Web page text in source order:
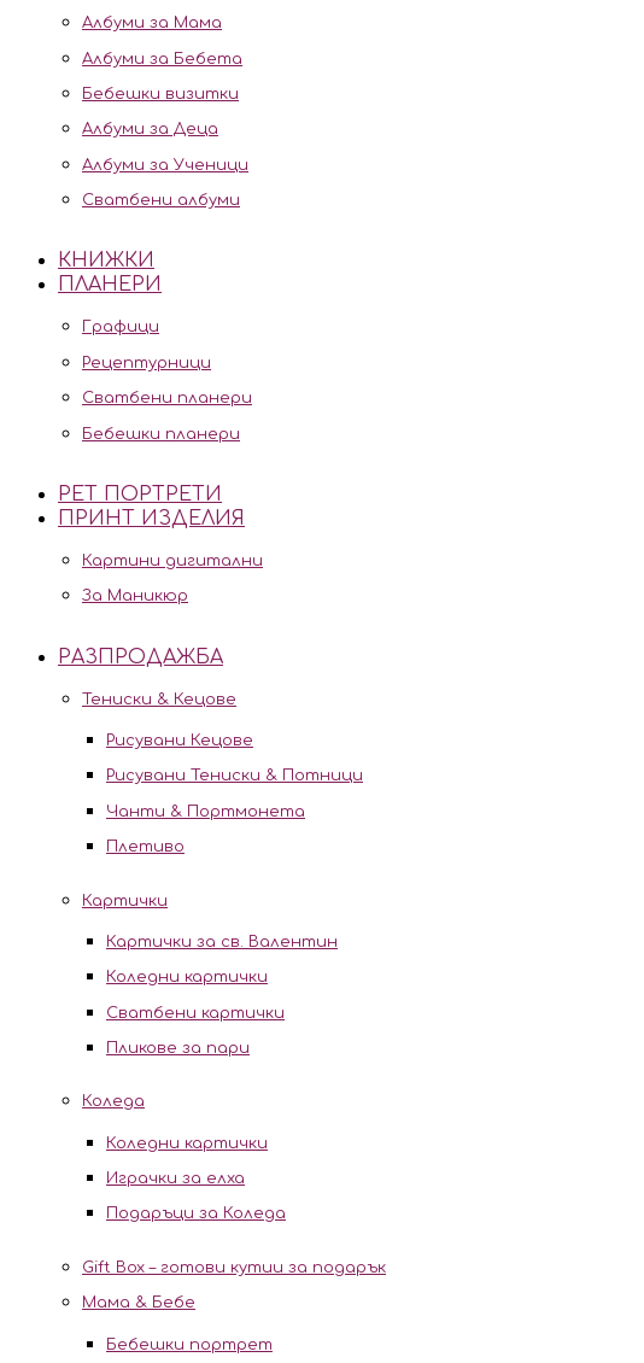
Албуми за Мама
Албуми за Бебета
Бебешки визитки
Албуми за Деца
Албуми за Ученици
Сватбени албуми
КНИЖКИ
ПЛАНЕРИ
Графици
Рецептурници
Сватбени планери
Бебешки планери
PET ПОРТРЕТИ
ПРИНТ ИЗДЕЛИЯ
Картини дигитални
За Маникюр
РАЗПРОДАЖБА
Тениски & Кецове
Рисувани Кецове
Рисувани Тениски & Потници
Чанти & Портмонета
Плетиво
Картички
Картички за св. Валентин
Коледни картички
Сватбени картички
Пликове за пари
Коледа
Коледни картички
Играчки за елха
Подаръци за Коледа
Gift Box – готови кутии за подарък
Мама & Бебе
Бебешки портрет